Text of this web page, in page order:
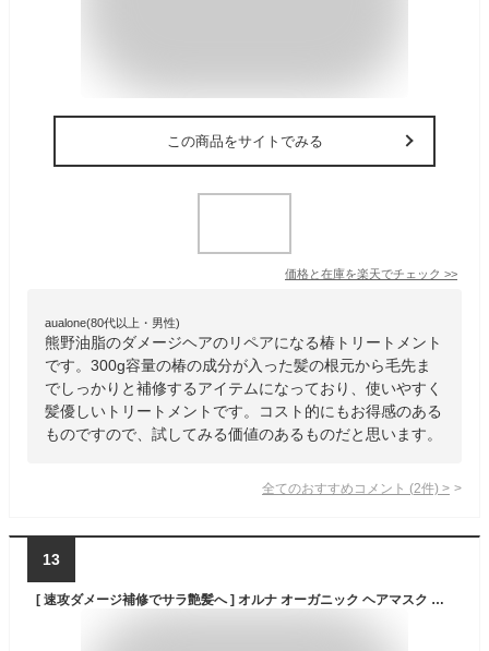
この商品をサイトでみる
価格と在庫を楽天でチェック >>
aualone(80代以上・男性)
熊野油脂のダメージヘアのリペアになる椿トリートメント
です。300g容量の椿の成分が入った髪の根元から毛先ま
でしっかりと補修するアイテムになっており、使いやすく
髪優しいトリートメントです。コスト的にもお得感のある
ものですので、試してみる価値のあるものだと思います。
全てのおすすめコメント (2件) >
13
[ 速攻ダメージ補修でサラ艶髪へ ] オルナ オーガニック ヘアマスク ダメージ補修 トリートメント 洗い流す 180g ツヤ 補修 無添加